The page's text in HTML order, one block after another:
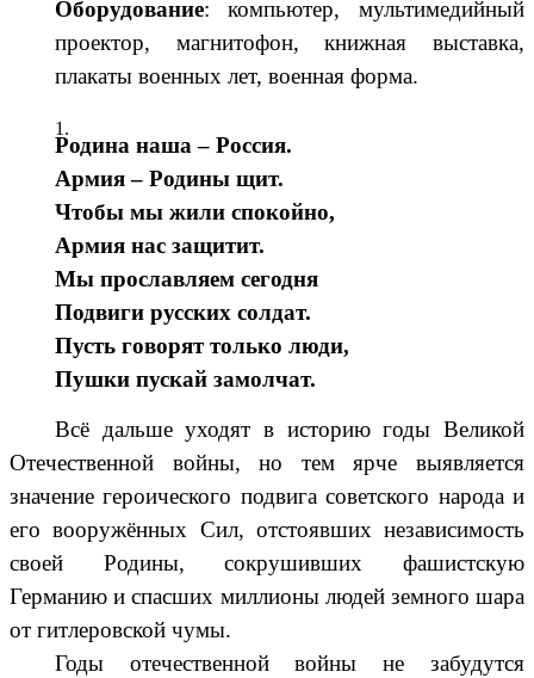
Оборудование: компьютер, мультимедийный
проектор, магнитофон, книжная выставка,
плакаты военных лет, военная форма.
Родина наша – Россия.
Армия – Родины щит.
Чтобы мы жили спокойно,
Армия нас защитит.
Мы прославляем сегодня
Подвиги русских солдат.
Пусть говорят только люди,
Пушки пускай замолчат.
Всё дальше уходят в историю годы Великой
Отечественной войны, но тем ярче выявляется
значение героического подвига советского народа и
его вооружённых Сил, отстоявших независимость
своей Родины, сокрушивших фашистскую
Германию и спасших миллионы людей земного шара
от гитлеровской чумы.
Годы отечественной войны не забудутся